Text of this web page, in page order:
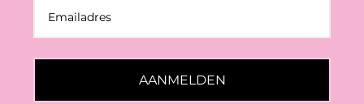
AANMELDEN